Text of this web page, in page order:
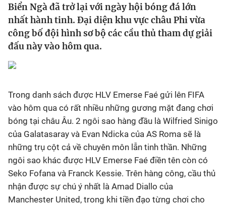
Sự kiện
Bóng đá
Các môn khác
VIDEO
Bên lề
Biển Ngà đã trở lại với ngày hội bóng đá lớn
nhất hành tinh. Đại diện khu vực châu Phi vừa
công bố đội hình sơ bộ các cầu thủ tham dự giải
đấu này vào hôm qua.
Trong danh sách được HLV Emerse Faé gửi lên FIFA
vào hôm qua có rất nhiều những gương mặt đang chơi
bóng tại châu Âu. 2 ngôi sao hàng đầu là Wilfried Sinigo
của Galatasaray và Evan Ndicka của AS Roma sẽ là
những trụ cột cả về chuyên môn lẫn tinh thần. Những
ngôi sao khác được HLV Emerse Faé điền tên còn có
Seko Fofana và Franck Kessie. Trên hàng công, cầu thủ
nhận được sự chú ý nhất là Amad Diallo của
Manchester United, trong khi tiền đạo từng chơi cho